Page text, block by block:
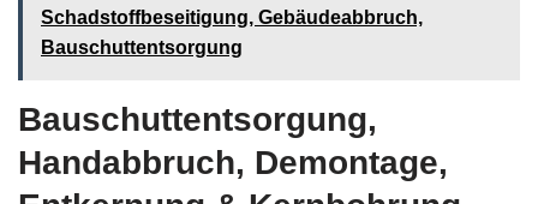
Schadstoffbeseitigung, Gebäudeabbruch,
Bauschuttentsorgung
Bauschuttentsorgung,
Handabbruch, Demontage,